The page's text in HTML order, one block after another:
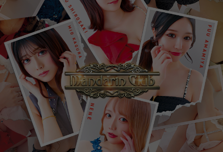
ギャラリー
アクセス
リンク
写メ日記
口コミ
ネット予約